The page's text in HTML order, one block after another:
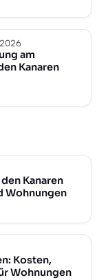
am
Kanaren
Kanaren
Wohnungen
Kosten,
Wohnungen